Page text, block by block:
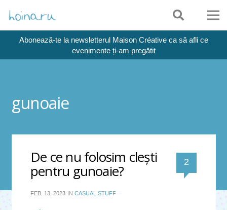
Abonează-te la newsletterul Maison Créative ca să afli ce
evenimente ți-am pregătit
gunoaie
De ce nu folosim clești
pentru gunoaie? 2
FEB. 13, 2023 IN CASUAL STUFF